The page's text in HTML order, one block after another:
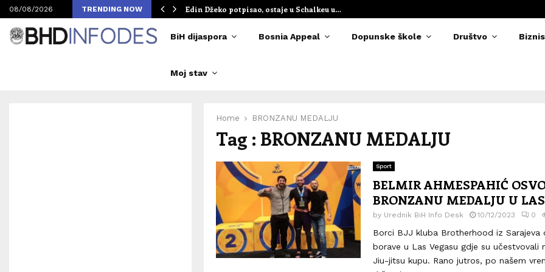
08/08/2026 TRENDING NOW
Merlinovih koncerata Edin Džeko potpisao, ostaje u Schalkeu u…
BiH dijaspora Bosnia Appeal Dopunske škole Društvo Biznis
Moj stav
Home BRONZANU MEDALJU
Tag : BRONZANU MEDALJU
Sport
BELMIR AHMESPAHIĆ
BRONZANU MEDALJU U
by Urednik BiH Info Desk 10/12/2023 0
Borci BJJ kluba Brotherhood iz Sarajeva
borave u Las Vegasu gdje su učestvovali
Jiu-jitsu kupu. Rano jutros, po našem